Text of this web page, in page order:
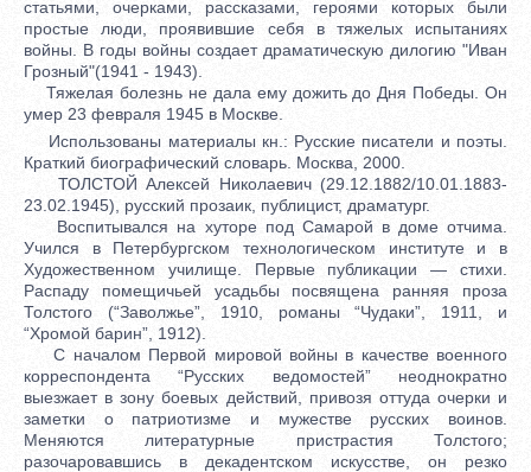
статьями, очерками, рассказами, героями которых были
простые люди, проявившие себя в тяжелых испытаниях
войны. В годы войны создает драматическую дилогию "Иван
Грозный"(1941 - 1943).
Тяжелая болезнь не дала ему дожить до Дня Победы. Он
умер 23 февраля 1945 в Москве.
Использованы материалы кн.: Русские писатели и поэты.
Краткий биографический словарь. Москва, 2000.
ТОЛСТОЙ Алексей Николаевич (29.12.1882/10.01.1883-
23.02.1945), русский прозаик, публицист, драматург.
Воспитывался на хуторе под Самарой в доме отчима.
Учился в Петербургском технологическом институте и в
Художественном училище. Первые публикации — стихи.
Распаду помещичьей усадьбы посвящена ранняя проза
Толстого (“Заволжье”, 1910, романы “Чудаки”, 1911, и
“Хромой барин”, 1912).
С началом Первой мировой войны в качестве военного
корреспондента “Русских ведомостей” неоднократно
выезжает в зону боевых действий, привозя оттуда очерки и
заметки о патриотизме и мужестве русских воинов.
Меняются литературные пристрастия Толстого;
разочаровавшись в декадентском искусстве, он резко